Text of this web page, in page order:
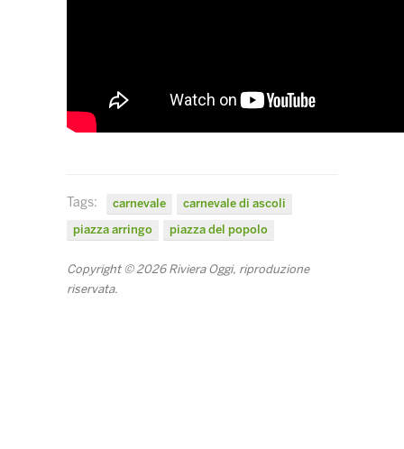
Tags: carnevale
carnevale di ascoli
piazza arringo
piazza del popolo
Copyright © 2026 Riviera Oggi, riproduzione
riservata.